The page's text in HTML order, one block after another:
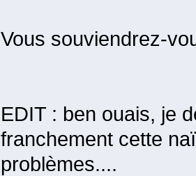
Vous souviendrez-
EDIT : ben ouais, je
franchement cette
problèmes....